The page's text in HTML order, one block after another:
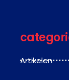
Artikelen